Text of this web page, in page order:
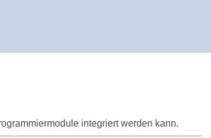
integriert werden kann.